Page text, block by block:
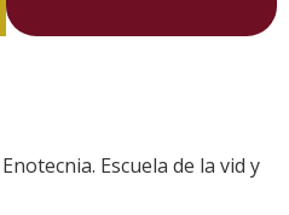
Escuela de la vid y